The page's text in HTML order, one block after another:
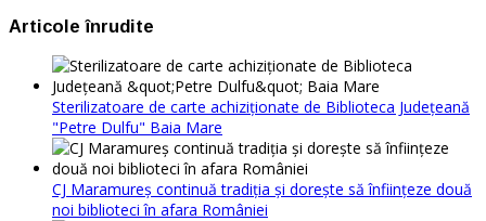
Articole înrudite
Sterilizatoare de carte achiziționate de Biblioteca Județeană
"Petre Dulfu" Baia Mare
CJ Maramureș continuă tradiția și dorește să înființeze două
noi biblioteci în afara României